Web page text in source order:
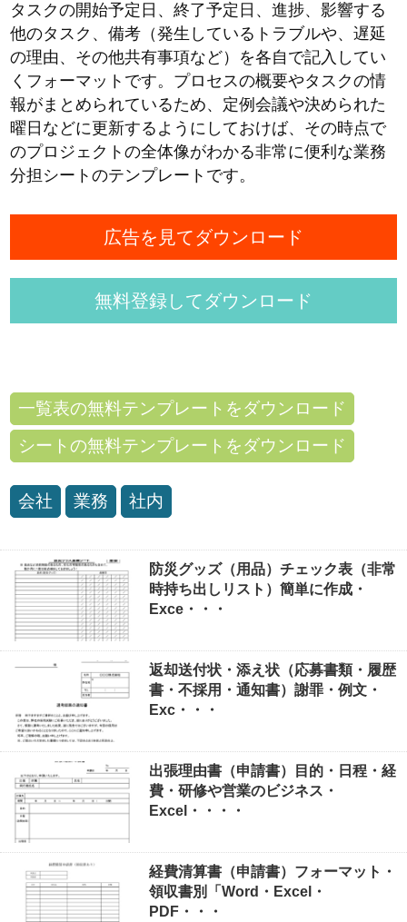
タスクの開始予定日、終了予定日、進捗、影響する
他のタスク、備考（発生しているトラブルや、遅延
の理由、その他共有事項など）を各自で記入してい
くフォーマットです。プロセスの概要やタスクの情
報がまとめられているため、定例会議や決められた
曜日などに更新するようにしておけば、その時点で
のプロジェクトの全体像がわかる非常に便利な業務
分担シートのテンプレートです。
広告を見てダウンロード
無料登録してダウンロード
一覧表の無料テンプレートをダウンロード
シートの無料テンプレートをダウンロード
会社 業務 社内
防災グッズ（用品）チェック表（非常
時持ち出しリスト）簡単に作成・
Exce・・・
返却送付状・添え状（応募書類・履歴
書・不採用・通知書）謝罪・例文・
Exc・・・
出張理由書（申請書）目的・日程・経
費・研修や営業のビジネス・
Excel・・・・
経費清算書（申請書）フォーマット・
領収書別「Word・Excel・
PDF・・・